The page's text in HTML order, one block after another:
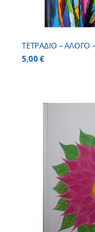
ΤΕΤΡΑΔΙΟ – ΑΛΟΓΟ
5,00€